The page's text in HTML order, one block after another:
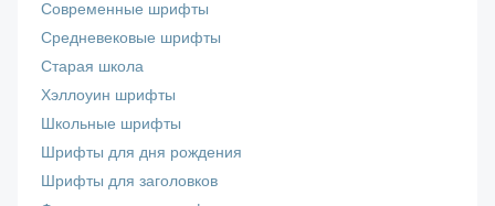
Современные шрифты
Средневековые шрифты
Старая школа
Хэллоуин шрифты
Школьные шрифты
Шрифты для дня рождения
Шрифты для заголовков